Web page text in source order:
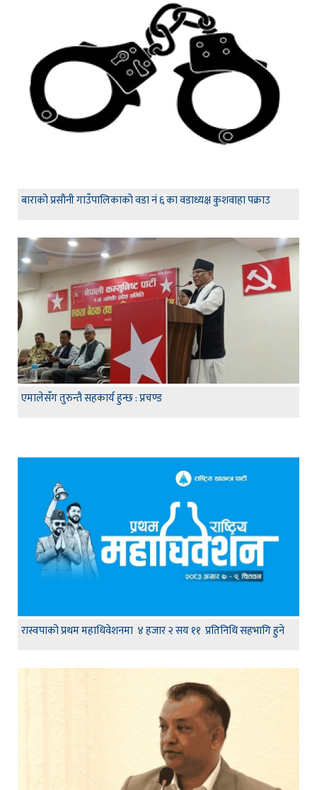
बाराको प्रसौनी गाउँपालिकाको वडा नं ६ का वडाध्यक्ष कुशवाहा पक्राउ
एमालेसँग तुरुन्तै सहकार्य हुन्छ : प्रचण्ड
रास्वपाको प्रथम महाधिवेशनमा ४ हजार २ सय ११ प्रतिनिधि सहभागि हुने